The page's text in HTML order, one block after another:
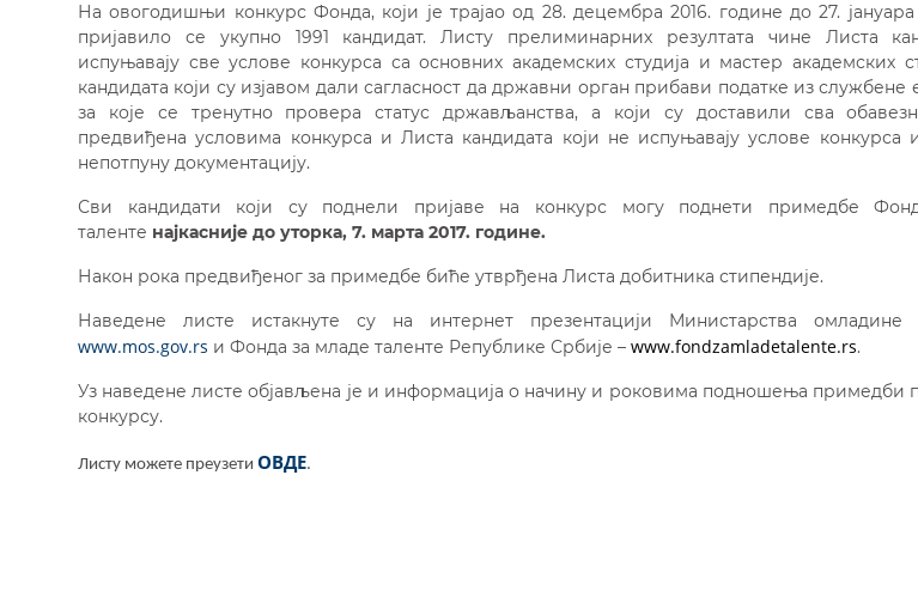
На овогодишњи конкурс Фонда, који је трајао од 28. децембра 2016. године до 27. јануара
пријавило се укупно 1991 кандидат. Листу прелиминарних резултата чине Листа
испуњавају све услове конкурса са основних академских студија и мастер академских
кандидата који су изјавом дали сагласност да државни орган прибави податке из службене
за које се тренутно провера статус држављанства, а који су доставили сва
предвиђена условима конкурса и Листа кандидата који не испуњавају услове конкурса
непотпуну документацију.
Сви кандидати који су поднели пријаве на конкурс могу поднети примедбе
таленте најкасније до уторка, 7. марта 2017. године.
Након рока предвиђеног за примедбе биће утврђена Листа добитника стипендије.
Наведене листе истакнуте су на интернет презентацији Министарства
www.mos.gov.rs и Фонда за младе таленте Републике Србије – www.fondzamladetalente.rs.
Уз наведене листе објављена је и информација о начину и роковима подношења примедби
конкурсу.
Листу можете преузети ОВДЕ.